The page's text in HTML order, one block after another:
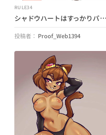
RULE34
シャドウハートはすっかりパンツを忘れてしまいました (メイドいとこ) (バルダーズ・ゲート)
投稿者： Proof_Web1394